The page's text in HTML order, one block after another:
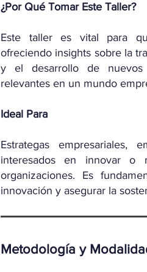
¿Por Qué Tomar Este Taller?
Este taller es vital para
ofreciendo insights sobre la
y el desarrollo de nuevos
relevantes en un mundo
Ideal Para
Estrategas empresariales,
interesados en innovar o
organizaciones. Es
innovación y asegurar la
Metodología y